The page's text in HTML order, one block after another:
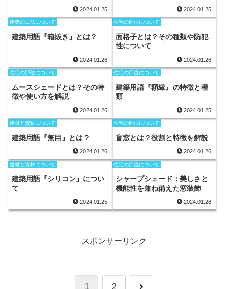
2024.01.25 2024.01.25
建築の工法について
建築用語『箱抜き』とは？
2024.01.26
住宅の部位について
面格子とは？その種類や防犯
性について
2024.01.26
住宅の部位について
ムースシェードとは？その特
徴や使い方を解説
2024.01.26
住宅の部位について
建築用語『額縁』の特徴と種
類
2024.01.25
建材と資材について
建築用語『無目』とは？
2024.01.26
住宅の部位について
盲窓とは？役割と特徴を解説
2024.01.26
建材と資材について
建築用語『シリコン』につい
て
2024.01.25
住宅の部位について
シャープシェード：美しさと
機能性を兼ね備えた窓装飾
2024.01.28
スポンサーリンク
1 2 次